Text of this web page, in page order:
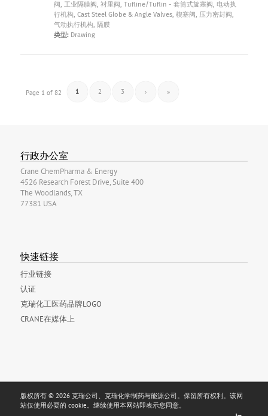
阀, 工业隔膜阀, 衬里阀, Tufline/Tuflin - 套筒式旋塞阀, 电动执
行机构, Cast Steel Globe & Angle Valves, 楔塞阀, 压力密封阀,
气动执行机构, 隔膜
类型: Drawing
Page 1 of 82 1 2 3 › »
行政办公室
Crane ChemPharma & Energy
4526 Research Forest Drive, Suite 400
The Woodlands, TX
77381 USA
快速链接
行业链接
认证
克瑞化工医药品牌LOGO
CRANE在媒体上
版权所有 © 2026 克瑞公司、克瑞化学制药与能源公司。保留所有权利。该网
站仅使用必要的 cookie。继续使用本网站即表示您同意。